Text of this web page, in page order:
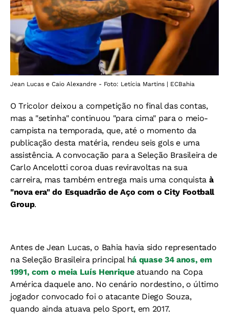
Jean Lucas e Caio Alexandre - Foto: Letícia Martins | ECBahia
O Tricolor deixou a competição no final das contas,
mas a "setinha" continuou "para cima" para o meio-
campista na temporada, que, até o momento da
publicação desta matéria, rendeu seis gols e uma
assistência. A convocação para a Seleção Brasileira de
Carlo Ancelotti coroa duas reviravoltas na sua
carreira, mas também entrega mais uma conquista à
"nova era" do Esquadrão de Aço com o City Football
Group.
Antes de Jean Lucas, o Bahia havia sido representado
na Seleção Brasileira principal há quase 34 anos, em
1991, com o meia Luís Henriqueatuando na Copa
América daquele ano. No cenário nordestino, o último
jogador convocado foi o atacante Diego Souza,
quando ainda atuava pelo Sport, em 2017.